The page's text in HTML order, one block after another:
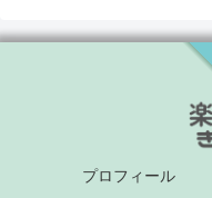
プロフィール